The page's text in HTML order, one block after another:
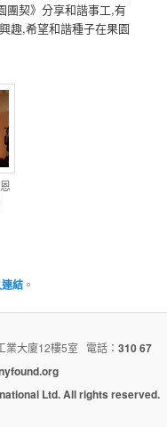
團契》分享和諧事工,有
趣,希望和諧種子在果園
結 。
業大廈12樓5室 電話： 310 67
Ltd. All rights reserved.